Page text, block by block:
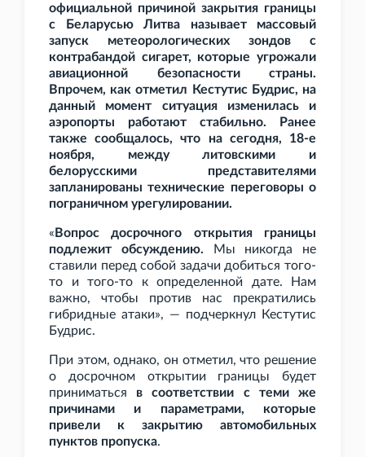
официальной причиной закрытия границы
с Беларусью Литва называет массовый
запуск метеорологических зондов с
контрабандой сигарет, которые угрожали
авиационной безопасности страны.
Впрочем, как отметил Кестутис Будрис, на
данный момент ситуация изменилась и
аэропорты работают стабильно. Ранее
также сообщалось, что на сегодня, 18-е
ноября, между литовскими и
белорусскими представителями
запланированы технические переговоры о
пограничном урегулировании.
« Вопрос досрочного открытия границы
подлежит обсуждению. Мы никогда не
ставили перед собой задачи добиться того-
то и того-то к определенной дате. Нам
важно, чтобы против нас прекратились
гибридные атаки», — подчеркнул Кестутис
Будрис.
При этом, однако, он отметил, что решение
о досрочном открытии границы будет
приниматься в соответствии с теми же
причинами и параметрами, которые
привели к закрытию автомобильных
пунктов пропуска.